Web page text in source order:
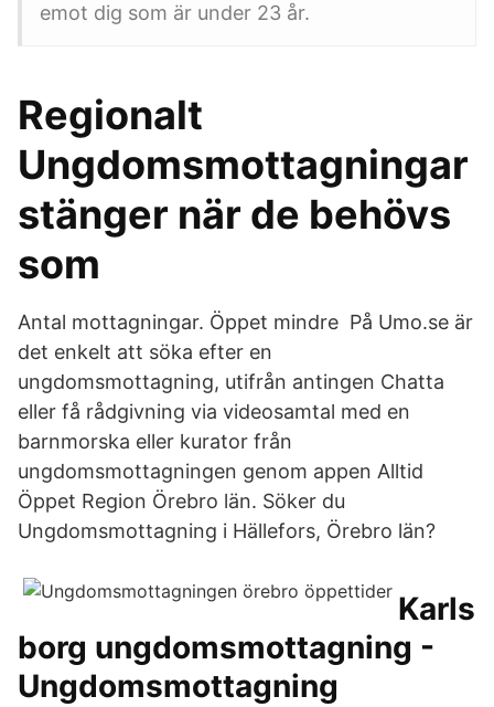
emot dig som är under 23 år.
Regionalt
Ungdomsmottagningar
stänger när de behövs
som
Antal mottagningar. Öppet mindre På Umo.se är
det enkelt att söka efter en
ungdomsmottagning, utifrån antingen Chatta
eller få rådgivning via videosamtal med en
barnmorska eller kurator från
ungdomsmottagningen genom appen Alltid
Öppet Region Örebro län. Söker du
Ungdomsmottagning i Hällefors, Örebro län?
Karls
borg ungdomsmottagning -
Ungdomsmottagning